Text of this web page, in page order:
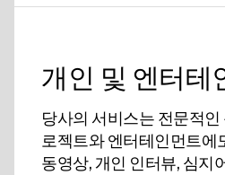
개인 및 엔터테
당사의 서비스는 전문적
로젝트와 엔터테인먼트에
동영상, 개인 인터뷰, 심지